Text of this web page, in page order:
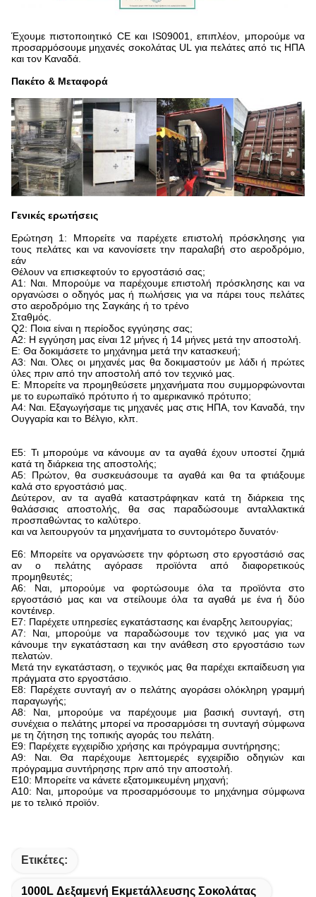
Έχουμε πιστοποιητικό CE και IS09001, επιπλέον, μπορούμε να
προσαρμόσουμε μηχανές σοκολάτας UL για πελάτες από τις ΗΠΑ
και τον Καναδά.
Πακέτο & Μεταφορά
Γενικές ερωτήσεις
Ερώτηση 1: Μπορείτε να παρέχετε επιστολή πρόσκλησης για
τους πελάτες και να κανονίσετε την παραλαβή στο αεροδρόμιο,
εάν
Θέλουν να επισκεφτούν το εργοστάσιό σας;
Α1: Ναι. Μπορούμε να παρέχουμε επιστολή πρόσκλησης και να
οργανώσει ο οδηγός μας ή πωλήσεις για να πάρει τους πελάτες
στο αεροδρόμιο της Σαγκάης ή το τρένο
Σταθμός.
Q2: Ποια είναι η περίοδος εγγύησης σας;
Α2: Η εγγύηση μας είναι 12 μήνες ή 14 μήνες μετά την αποστολή.
Ε: Θα δοκιμάσετε το μηχάνημα μετά την κατασκευή;
Α3: Ναι. Όλες οι μηχανές μας θα δοκιμαστούν με λάδι ή πρώτες
ύλες πριν από την αποστολή από τον τεχνικό μας.
Ε: Μπορείτε να προμηθεύσετε μηχανήματα που συμμορφώνονται
με το ευρωπαϊκό πρότυπο ή το αμερικανικό πρότυπο;
Α4: Ναι. Εξαγωγήσαμε τις μηχανές μας στις ΗΠΑ, τον Καναδά, την
Ουγγαρία και το Βέλγιο, κλπ.
Ε5: Τι μπορούμε να κάνουμε αν τα αγαθά έχουν υποστεί ζημιά
κατά τη διάρκεια της αποστολής;
Α5: Πρώτον, θα συσκευάσουμε τα αγαθά και θα τα φτιάξουμε
καλά στο εργοστάσιό μας.
Δεύτερον, αν τα αγαθά καταστράφηκαν κατά τη διάρκεια της
θαλάσσιας αποστολής, θα σας παραδώσουμε ανταλλακτικά
προσπαθώντας το καλύτερο.
και να λειτουργούν τα μηχανήματα το συντομότερο δυνατόν·
Ε6: Μπορείτε να οργανώσετε την φόρτωση στο εργοστάσιό σας
αν ο πελάτης αγόρασε προϊόντα από διαφορετικούς
προμηθευτές;
Α6: Ναι, μπορούμε να φορτώσουμε όλα τα προϊόντα στο
εργοστάσιό μας και να στείλουμε όλα τα αγαθά με ένα ή δύο
κοντέινερ.
Ε7: Παρέχετε υπηρεσίες εγκατάστασης και έναρξης λειτουργίας;
Α7: Ναι, μπορούμε να παραδώσουμε τον τεχνικό μας για να
κάνουμε την εγκατάσταση και την ανάθεση στο εργοστάσιο των
πελατών.
Μετά την εγκατάσταση, ο τεχνικός μας θα παρέχει εκπαίδευση για
πράγματα στο εργοστάσιο.
Ε8: Παρέχετε συνταγή αν ο πελάτης αγοράσει ολόκληρη γραμμή
παραγωγής;
Α8: Ναι, μπορούμε να παρέχουμε μια βασική συνταγή, στη
συνέχεια ο πελάτης μπορεί να προσαρμόσει τη συνταγή σύμφωνα
με τη ζήτηση της τοπικής αγοράς του πελάτη.
Ε9: Παρέχετε εγχειρίδιο χρήσης και πρόγραμμα συντήρησης;
Α9: Ναι. Θα παρέχουμε λεπτομερές εγχειρίδιο οδηγιών και
πρόγραμμα συντήρησης πριν από την αποστολή.
Ε10: Μπορείτε να κάνετε εξατομικευμένη μηχανή;
Α10: Ναι, μπορούμε να προσαρμόσουμε το μηχάνημα σύμφωνα
με το τελικό προϊόν.
Ετικέτες:
1000L Δεξαμενή Εκμετάλλευσης Σοκολάτας